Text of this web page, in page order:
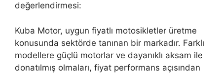
değerlendirmesi:
Kuba Motor, uygun fiyatlı motosikletler üretme
konusunda sektörde tanınan bir markadır. Farklı
modellere güçlü motorlar ve dayanıklı aksam ile
donatılmış olmaları, fiyat performans açısından